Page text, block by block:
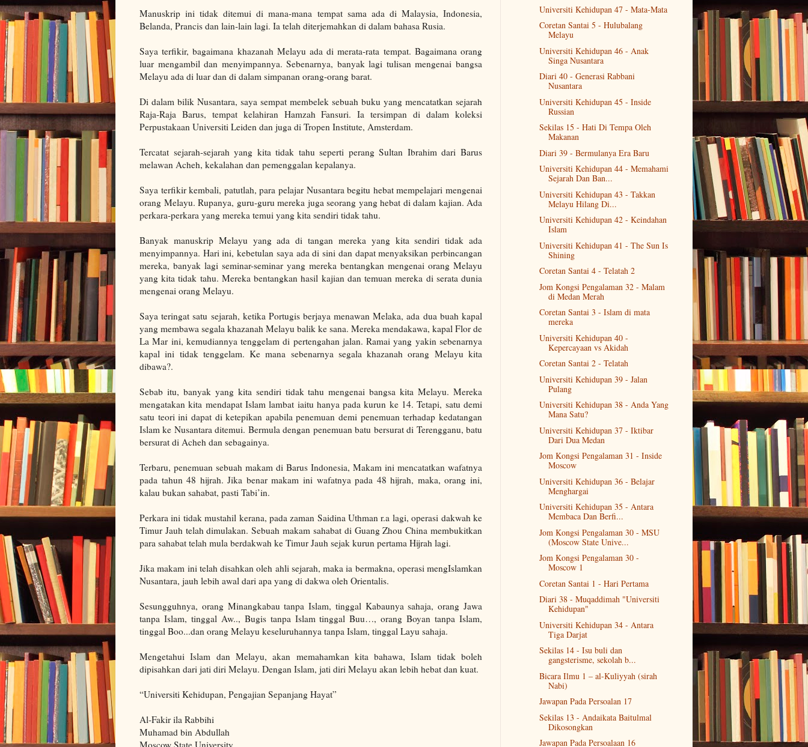
Manuskrip ini tidak ditemui di mana-mana tempat sama ada di Malaysia, Indonesia,
Belanda, Prancis dan lain-lain lagi. Ia telah diterjemahkan di dalam bahasa Rusia.
Saya terfikir, bagaimana khazanah Melayu ada di merata-rata tempat. Bagaimana orang
luar mengambil dan menyimpannya. Sebenarnya, banyak lagi tulisan mengenai bangsa
Melayu ada di luar dan di dalam simpanan orang-orang barat.
Di dalam bilik Nusantara, saya sempat membelek sebuah buku yang mencatatkan sejarah
Raja-Raja Barus, tempat kelahiran Hamzah Fansuri. Ia tersimpan di dalam koleksi
Perpustakaan Universiti Leiden dan juga di Tropen Institute, Amsterdam.
Tercatat sejarah-sejarah yang kita tidak tahu seperti perang Sultan Ibrahim dari Barus
melawan Acheh, kekalahan dan pemenggalan kepalanya.
Saya terfikir kembali, patutlah, para pelajar Nusantara begitu hebat mempelajari mengenai
orang Melayu. Rupanya, guru-guru mereka juga seorang yang hebat di dalam kajian. Ada
perkara-perkara yang mereka temui yang kita sendiri tidak tahu.
Banyak manuskrip Melayu yang ada di tangan mereka yang kita sendiri tidak ada
menyimpannya. Hari ini, kebetulan saya ada di sini dan dapat menyaksikan perbincangan
mereka, banyak lagi seminar-seminar yang mereka bentangkan mengenai orang Melayu
yang kita tidak tahu. Mereka bentangkan hasil kajian dan temuan mereka di serata dunia
mengenai orang Melayu.
Saya teringat satu sejarah, ketika Portugis berjaya menawan Melaka, ada dua buah kapal
yang membawa segala khazanah Melayu balik ke sana. Mereka mendakawa, kapal Flor de
La Mar ini, kemudiannya tenggelam di pertengahan jalan. Ramai yang yakin sebenarnya
kapal ini tidak tenggelam. Ke mana sebenarnya segala khazanah orang Melayu kita
dibawa?.
Sebab itu, banyak yang kita sendiri tidak tahu mengenai bangsa kita Melayu. Mereka
mengatakan kita mendapat Islam lambat iaitu hanya pada kurun ke 14. Tetapi, satu demi
satu teori ini dapat di ketepikan apabila penemuan demi penemuan terhadap kedatangan
Islam ke Nusantara ditemui. Bermula dengan penemuan batu bersurat di Terengganu, batu
bersurat di Acheh dan sebagainya.
Terbaru, penemuan sebuah makam di Barus Indonesia, Makam ini mencatatkan wafatnya
pada tahun 48 hijrah. Jika benar makam ini wafatnya pada 48 hijrah, maka, orang ini,
kalau bukan sahabat, pasti Tabi’in.
Perkara ini tidak mustahil kerana, pada zaman Saidina Uthman r.a lagi, operasi dakwah ke
Timur Jauh telah dimulakan. Sebuah makam sahabat di Guang Zhou China membukitkan
para sahabat telah mula berdakwah ke Timur Jauh sejak kurun pertama Hijrah lagi.
Jika makam ini telah disahkan oleh ahli sejarah, maka ia bermakna, operasi mengIslamkan
Nusantara, jauh lebih awal dari apa yang di dakwa oleh Orientalis.
Sesungguhnya, orang Minangkabau tanpa Islam, tinggal Kabaunya sahaja, orang Jawa
tanpa Islam, tinggal Aw.., Bugis tanpa Islam tinggal Buu…, orang Boyan tanpa Islam,
tinggal Boo...dan orang Melayu keseluruhannya tanpa Islam, tinggal Layu sahaja.
Mengetahui Islam dan Melayu, akan memahamkan kita bahawa, Islam tidak boleh
dipisahkan dari jati diri Melayu. Dengan Islam, jati diri Melayu akan lebih hebat dan kuat.
“Universiti Kehidupan, Pengajian Sepanjang Hayat”
Al-Fakir ila Rabbihi
Muhamad bin Abdullah
Moscow State University
Universiti Kehidupan 47 - Mata-Mata
Coretan Santai 5 - Hulubalang
Melayu
Universiti Kehidupan 46 - Anak
Singa Nusantara
Diari 40 - Generasi Rabbani
Nusantara
Universiti Kehidupan 45 - Inside
Russian
Sekilas 15 - Hati Di Tempa Oleh
Makanan
Diari 39 - Bermulanya Era Baru
Universiti Kehidupan 44 - Memahami
Sejarah Dan Ban...
Universiti Kehidupan 43 - Takkan
Melayu Hilang Di...
Universiti Kehidupan 42 - Keindahan
Islam
Universiti Kehidupan 41 - The Sun Is
Shining
Coretan Santai 4 - Telatah 2
Jom Kongsi Pengalaman 32 - Malam
di Medan Merah
Coretan Santai 3 - Islam di mata
mereka
Universiti Kehidupan 40 -
Kepercayaan vs Akidah
Coretan Santai 2 - Telatah
Universiti Kehidupan 39 - Jalan
Pulang
Universiti Kehidupan 38 - Anda Yang
Mana Satu?
Universiti Kehidupan 37 - Iktibar
Dari Dua Medan
Jom Kongsi Pengalaman 31 - Inside
Moscow
Universiti Kehidupan 36 - Belajar
Menghargai
Universiti Kehidupan 35 - Antara
Membaca Dan Berfi...
Jom Kongsi Pengalaman 30 - MSU
(Moscow State Unive...
Jom Kongsi Pengalaman 30 -
Moscow 1
Coretan Santai 1 - Hari Pertama
Diari 38 - Muqaddimah "Universiti
Kehidupan"
Universiti Kehidupan 34 - Antara
Tiga Darjat
Sekilas 14 - Isu buli dan
gangsterisme, sekolah b...
Bicara Ilmu 1 – al-Kuliyyah (sirah
Nabi)
Jawapan Pada Persoalan 17
Sekilas 13 - Andaikata Baitulmal
Dikosongkan
Jawapan Pada Persoalaan 16